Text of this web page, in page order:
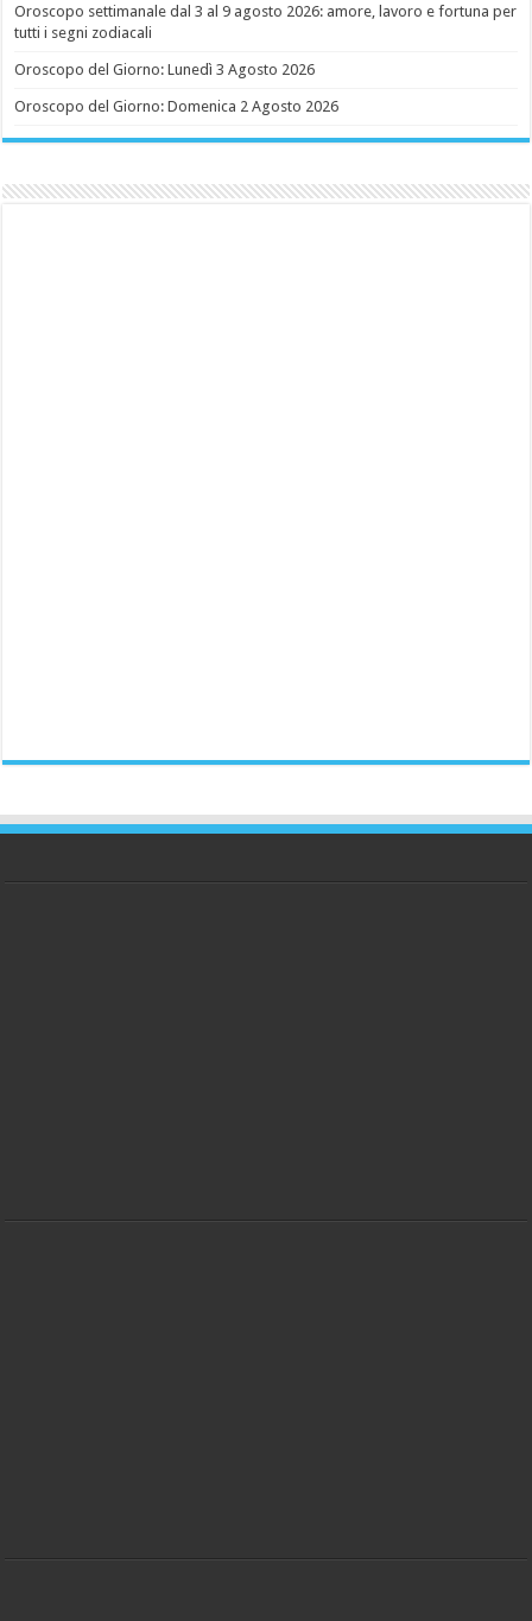
Oroscopo settimanale dal 3 al 9 agosto 2026: amore, lavoro e fortuna per
tutti i segni zodiacali
Oroscopo del Giorno: Lunedì 3 Agosto 2026
Oroscopo del Giorno: Domenica 2 Agosto 2026